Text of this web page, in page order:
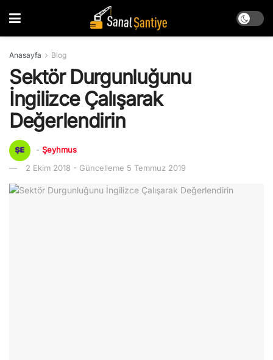
Anasayfa Blog
Sektör Durgunluğunu
İngilizce Çalışarak
Değerlendirin
- Şeyhmus
2 Ekim 2018 - Güncelleme 5 Temmuz 2019